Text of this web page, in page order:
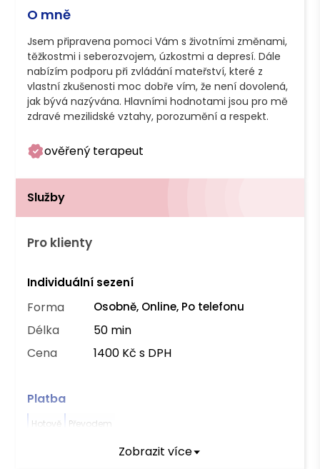
O mně
Jsem připravena pomoci Vám s životními změnami,
těžkostmi i seberozvojem, úzkostmi a depresí. Dále
nabízím podporu při zvládání mateřství, které z
vlastní zkušenosti moc dobře vím, že není dovolená,
jak bývá nazývána. Hlavními hodnotami jsou pro mě
zdravé mezilidské vztahy, porozumění a respekt.
ověřený terapeut
Služby
Pro klienty
Individuální sezení
Forma Osobně, Online, Po telefonu
Délka
50 min
Cena
1400 Kč s DPH
Platba
Hotově Převodem
Zobrazit více